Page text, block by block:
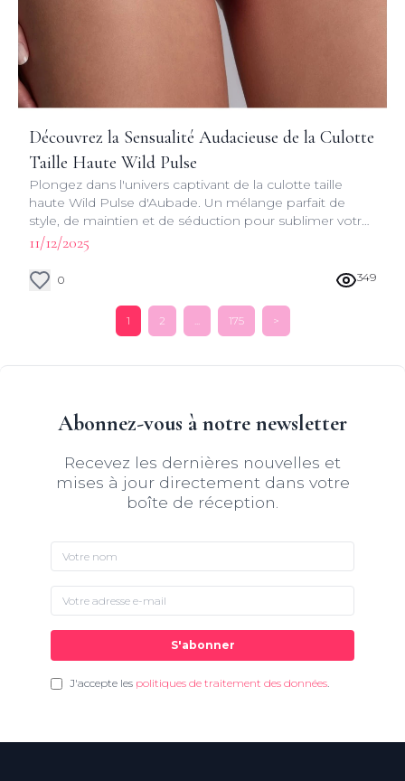
Découvrez la Sensualité Audacieuse de la Culotte
Taille Haute Wild Pulse
Plongez dans l'univers captivant de la culotte taille
haute Wild Pulse d'Aubade. Un mélange parfait de
style, de maintien et de séduction pour sublimer votre
silhouette.
11/12/2025
0 349
1 2 ... 175 >
Abonnez-vous à notre newsletter
Recevez les dernières nouvelles et
mises à jour directement dans votre
boîte de réception.
S'abonner
J'accepte les politiques de traitement des données.